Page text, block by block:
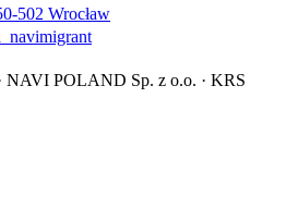
502 Wrocław
POLAND Sp. z o.o. · KRS